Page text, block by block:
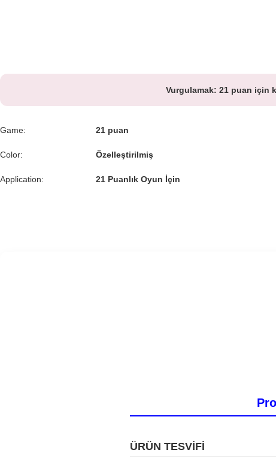
Vurgulamak: 21 puan için
Game: 21 puan
Color: Özelleştirilmiş
Application: 21 Puanlık Oyun İçin
ÜRÜN TESVİFİ